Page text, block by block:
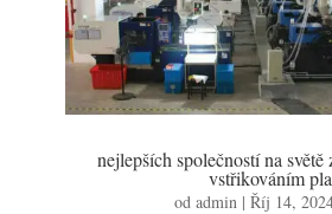
10 nejlepších společností na
vstřikováním
odadmin |Říj 14,